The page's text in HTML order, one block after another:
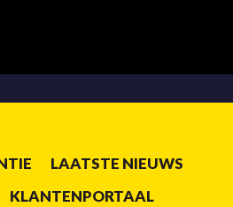
LAATSTE NIEUWS
KLANTENPORTAAL